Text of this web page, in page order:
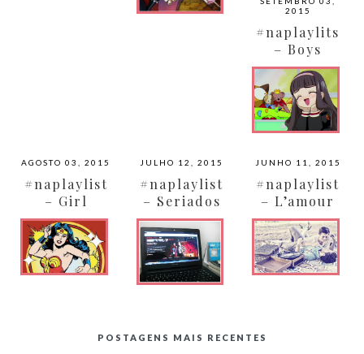
2015
#naplaylits
– Boys
Bands
AGOSTO 03, 2015
#naplaylist
– Girl
Power
JULHO 12, 2015
#naplaylist
– Seriados
JUNHO 11, 2015
#naplaylist
– L’amour
POSTAGENS MAIS RECENTES